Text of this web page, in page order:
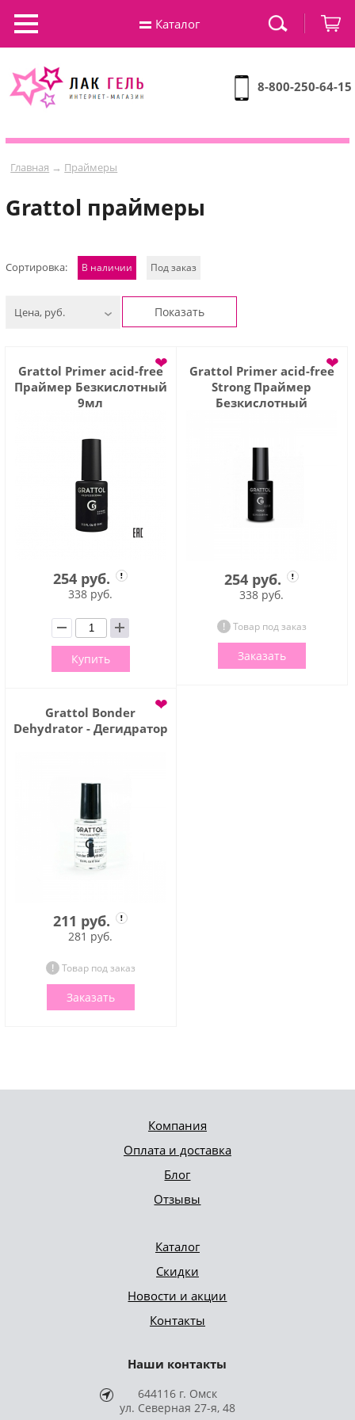
8-800-250-64-15
Главная → Праймеры
Grattol праймеры
Сортировка: В наличии Под заказ
Цена, руб. Показать
Grattol Primer acid-free
Праймер Безкислотный
9мл
❤
254 руб.
338 руб.
Купить
Grattol Primer acid-free
Strong Праймер
Безкислотный
❤
254 руб.
338 руб.
Товар под заказ
Заказать
Grattol Bonder
Dehydrator - Дегидратор
❤
211 руб.
281 руб.
Товар под заказ
Заказать
Каталог
Компания
Оплата и доставка
Блог
Отзывы
Каталог
Скидки
Новости и акции
Контакты
Наши контакты
644116 г. Омск
ул. Северная 27-я, 48